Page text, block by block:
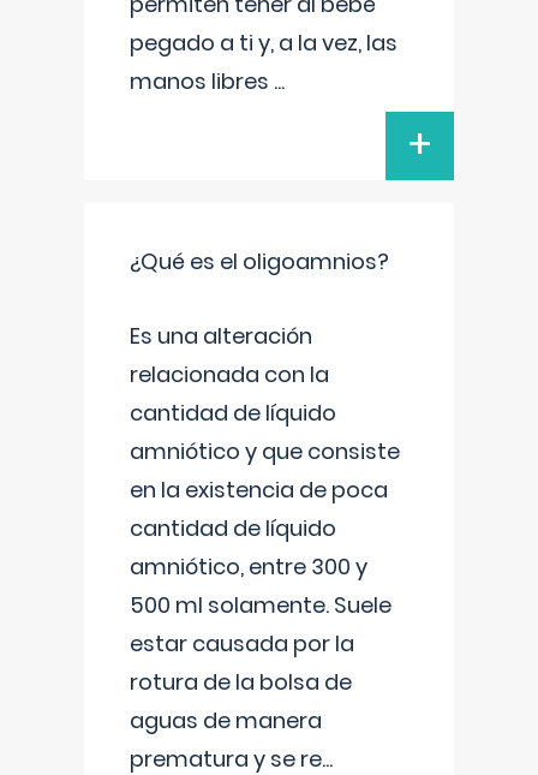
pegado a ti y, a la vez, las
manos libres ...
+
¿Qué es el oligoamnios?
Es una alteración
relacionada con la
cantidad de líquido
amniótico y que consiste
en la existencia de poca
cantidad de líquido
amniótico, entre 300 y
500 ml solamente. Suele
estar causada por la
rotura de la bolsa de
aguas de manera
prematura y se re...